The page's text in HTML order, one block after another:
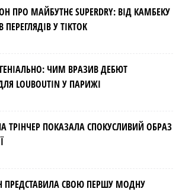
ПРО МАЙБУТНЄ SUPERDRY: ВІД КАМБЕКУ
У TIKTOK
ЧИМ ВРАЗИВ ДЕБЮТ
LOUBOUTIN У ПАРИЖІ
ТРІНЧЕР ПОКАЗАЛА СПОКУСЛИВИЙ ОБРАЗ
ПРЕДСТАВИЛА СВОЮ ПЕРШУ МОДНУ